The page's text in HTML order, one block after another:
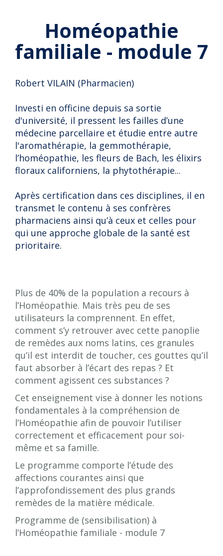
Homéopathie
familiale - module 7
Robert VILAIN (Pharmacien)
Investi en officine depuis sa sortie
d'université, il pressent les failles d’une
médecine parcellaire et étudie entre autre
l'aromathérapie, la gemmothérapie,
l’homéopathie, les fleurs de Bach, les élixirs
floraux californiens, la phytothérapie...
Après certification dans ces disciplines, il en
transmet le contenu à ses confrères
pharmaciens ainsi qu’à ceux et celles pour
qui une approche globale de la santé est
prioritaire.
Plus de 40% de la population a recours à
l’Homéopathie. Mais très peu de ses
utilisateurs la comprennent. En effet,
comment s’y retrouver avec cette panoplie
de remèdes aux noms latins, ces granules
qu’il est interdit de toucher, ces gouttes qu’il
faut absorber à l’écart des repas ? Et
comment agissent ces substances ?
Cet enseignement vise à donner les notions
fondamentales à la compréhension de
l’Homéopathie afin de pouvoir l’utiliser
correctement et efficacement pour soi-
même et sa famille.
Le programme comporte l’étude des
affections courantes ainsi que
l’approfondissement des plus grands
remèdes de la matière médicale.
Programme de (sensibilisation) à
l’Homéopathie familiale - module 7